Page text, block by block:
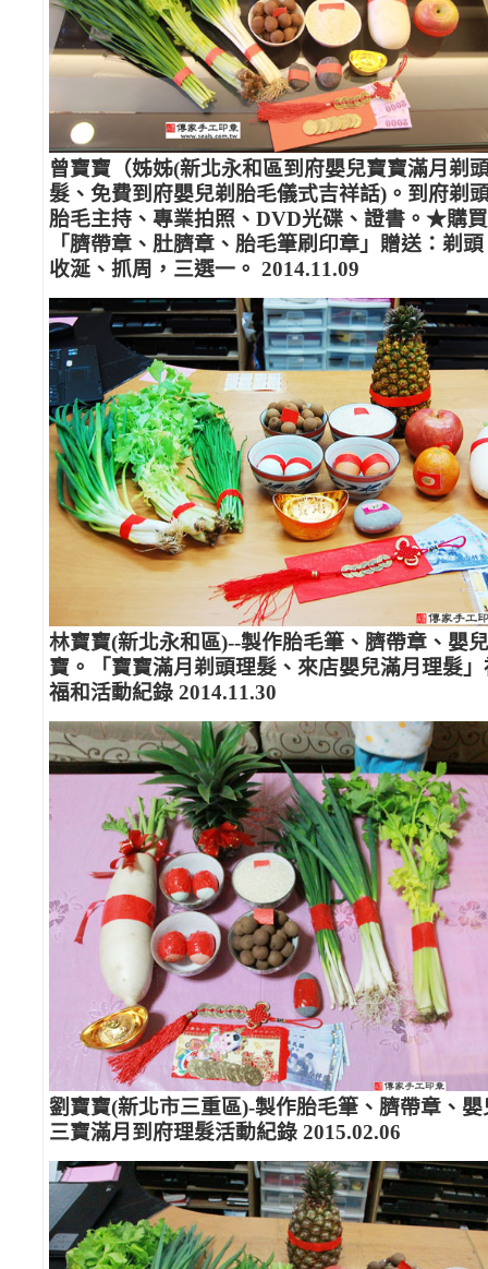
曾寶寶（姊姊(新北永和區到府嬰兒寶寶滿月剃
髮、免費到府嬰兒剃胎毛儀式吉祥話)。到府剃
胎毛主持、專業拍照、DVD光碟、證書。★購買
「臍帶章、肚臍章、胎毛筆刷印章」贈送：剃
收涎、抓周，三選一。 2014.11.09
林寶寶(新北永和區)--製作胎毛筆、臍帶章、嬰
寶。「寶寶滿月剃頭理髮、來店嬰兒滿月理髮」
福和活動紀錄 2014.11.30
劉寶寶(新北市三重區)-製作胎毛筆、臍帶章、嬰
三寶滿月到府理髮活動紀錄 2015.02.06